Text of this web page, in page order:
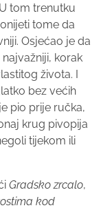
tom trenutku
tome da
Osjećao je da
korak
života. I
bez većih
pio prije ručka,
krug pivopija
tijekom ili
Gradsko zrcalo,
kod